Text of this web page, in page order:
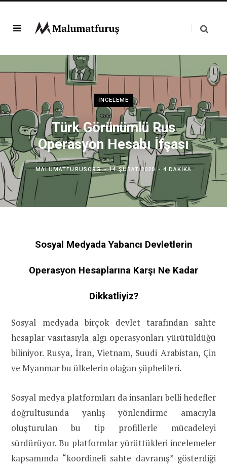
İNCELEME
Türk Görünümlü Rus
Operasyon Hesabı İfşası
MALUMATFURUSORG 14 ŞUBAT 2020 4 DAKIKA
Sosyal Medyada Yabancı Devletlerin
Operasyon Hesaplarına Karşı Ne Kadar
Dikkatliyiz?
Sosyal medyada birçok devlet tarafından sahte
hesaplar vasıtasıyla algı operasyonları yürütüldüğü
biliniyor. Rusya, İran, Vietnam, Suudi Arabistan, Çin
ve Myanmar bu ülkelerin olağan şüphelileri.
Sosyal medya platformları da insanları belli hedefler
doğrultusunda yanlış yönlendirme amacıyla
oluşturulan bu tip profillerle mücadeleyi
sürdürüyor. Bu platformlar yürüttükleri incelemeler
kapsamında “koordineli sahte davranış” gösterdiği